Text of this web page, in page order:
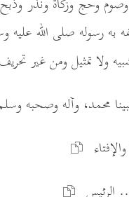
رسوله صلى الله عليه
ولا تمثيل ومن غير
محمد، وآله وصحبه